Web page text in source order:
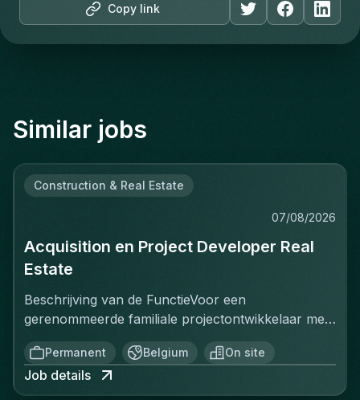
Copy link
Similar jobs
Construction & Real Estate
07/08/2026
Acquisition en Project Developer Real
Estate
Beschrijving van de FunctieVoor een
gerenommeerde familiale projectontwikkelaar met
een sterke positie op de Belgische vastgoedmarkt,
zoekt een ervaren Projectontwikkelaar die
onmiddellijk impact kan maken. In deze rol ben je
verantwoordelijk voor het identificeren, acquisitie
Permanent Belgium On site
Job details